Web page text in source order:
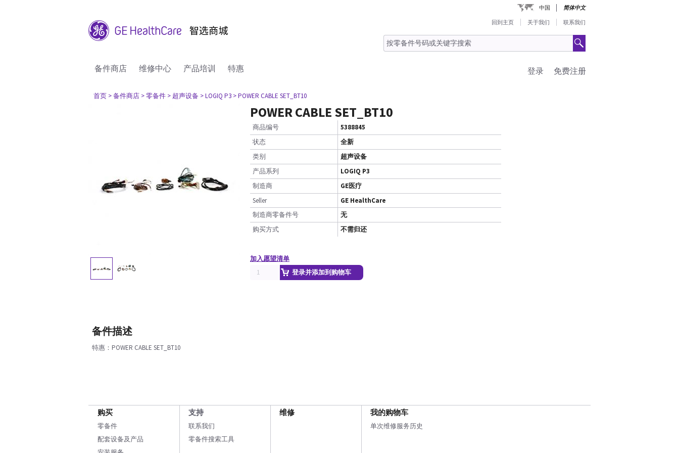
中国 简体中文
回到主页 关于我们 联系我们
备件商店 维修中心 产品培训 特惠 免费注册
登录
首页 > 备件商店 > 零备件 > 超声设备 > LOGIQ P3 > POWER CABLE SET_BT10
POWER CABLE SET_BT10
商品编号
5388845
状态
全新
类别
超声设备
产品系列
LOGIQ P3
制造商
GE医疗
Seller
GE HealthCare
制造商零备件号
无
购买方式
不需归还
加入愿望清单
登录并添加到购物车
备件描述
特惠：POWER CABLE SET_BT10
购买
零备件
配套设备及产品
支持
联系我们
零备件搜索工具
维修 我的购物车
单次维修服务历史